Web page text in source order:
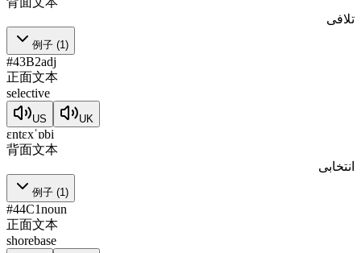
تلافی
例子 (1)
#43B2adj
正面文本
selective
US UK
ɛntɛxˈɒbi
背面文本
انتخابی
例子 (1)
#44C1noun
正面文本
shorebase